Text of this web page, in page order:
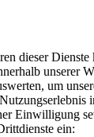
dieser
unserer
um
Einwilligung
ein: